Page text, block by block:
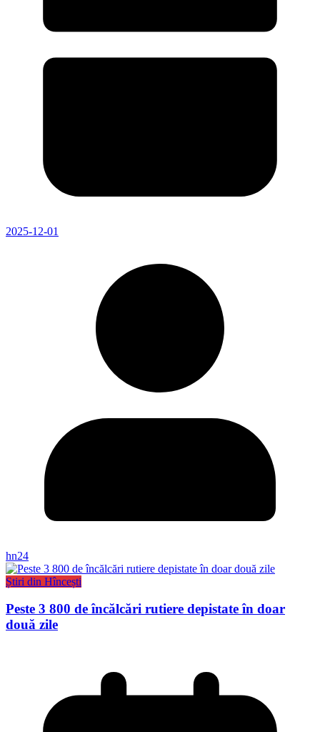
2025-12-01
hn24
Știri din Hîncești
Peste 3 800 de încălcări rutiere depistate în doar
două zile